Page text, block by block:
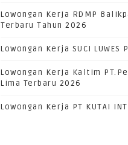
Lowongan Kerja RDMP
Terbaru Tahun 2026
Lowongan Kerja SUCI LUWES
Lowongan Kerja Kaltim
Lima Terbaru 2026
Lowongan Kerja PT KUTAI